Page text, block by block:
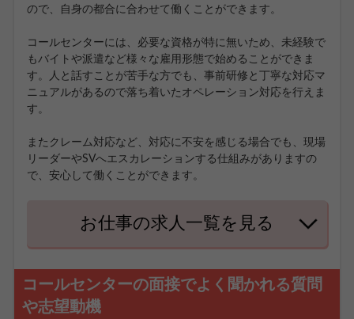
ので、自身の都合に合わせて働くことができます。
コールセンターには、必要な資格が特に無いため、未経験で
もバイトや派遣など様々な雇用形態で始めることができま
す。人と話すことが苦手な方でも、事前研修と丁寧な対応マ
ニュアルがあるので落ち着いたオペレーション対応を行えま
す。
またクレーム対応など、対応に不安を感じる場合でも、現場
リーダーやSVへエスカレーションする仕組みがありますの
で、安心して働くことができます。
お仕事の求人一覧を見る
コールセンターの面接でよく聞かれる質問
や志望動機